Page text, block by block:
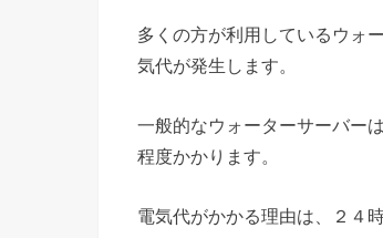
多くの方が利用しているウォ
気代が発生します。
一般的なウォーターサーバー
程度かかります。
電気代がかかる理由は、２４